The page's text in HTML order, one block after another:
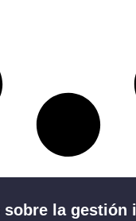
sobre la gestión